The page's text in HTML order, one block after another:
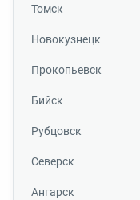
Томск
Новокузнецк
Прокопьевск
Бийск
Рубцовск
Северск
Ангарск